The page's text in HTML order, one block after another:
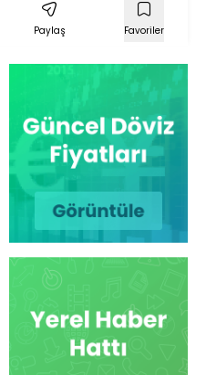
Paylaş Favoriler